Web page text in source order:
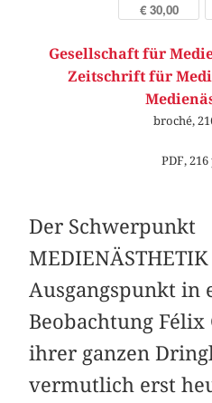
€ 30,00
Gesellschaft für
Zeitschrift für
broché,
PDF, 216
Der Schwerpunkt
Ausgangspunkt in
Beobachtung
ihrer ganzen
vermutlich erst